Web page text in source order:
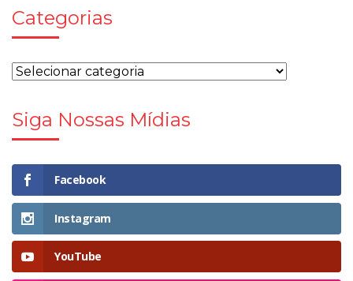
Categorias
Siga Nossas Mídias
Facebook
Instagram
YouTube